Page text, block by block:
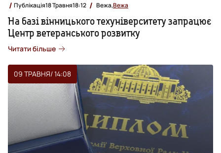
Публікація18 Травня18:12 Вежа,Вежа
На базі вінницького техуніверситету запрацює
Центр ветеранського розвитку
Читати більше
09 ТРАВНЯ/ 14:08